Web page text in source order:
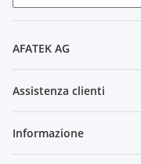
AFATEK AG
Assistenza clienti
Informazione